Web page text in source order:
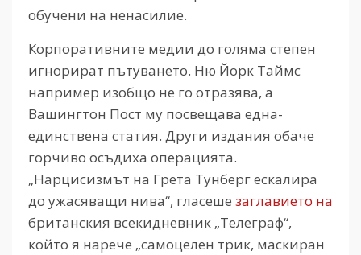
обучени на ненасилие.
Корпоративните медии до голяма степен
игнорират пътуването. Ню Йорк Таймс
например изобщо не го отразява, а
Вашингтон Пост му посвещава една-
единствена статия. Други издания обаче
горчиво осъдиха операцията.
„Нарцисизмът на Грета Тунберг ескалира
до ужасяващи нива“, гласеше заглавието на
британския всекидневник „Телеграф“,
който я нарече „самоцелен трик, маскиран